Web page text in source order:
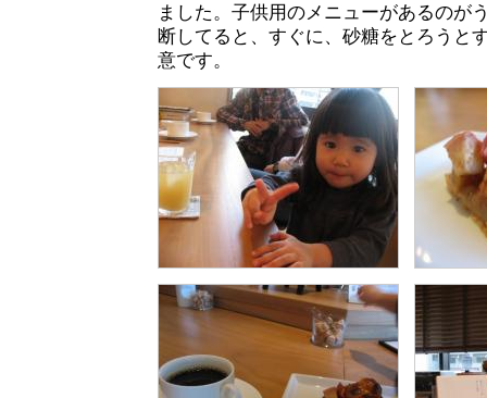
ました。子供用のメニューがあるのが
断してると、すぐに、砂糖をとろうと
意です。